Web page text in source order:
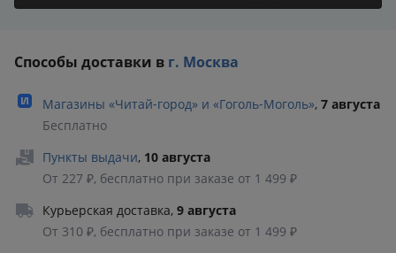
Способы доставки в г. Москва
Магазины «Читай‑город» и «Гоголь‑Моголь», 7 августа
Бесплатно
Пункты выдачи, 10 августа
От 227 ₽, бесплатно при заказе от 1 499 ₽
Курьерская доставка, 9 августа
От 310 ₽, бесплатно при заказе от 1 499 ₽